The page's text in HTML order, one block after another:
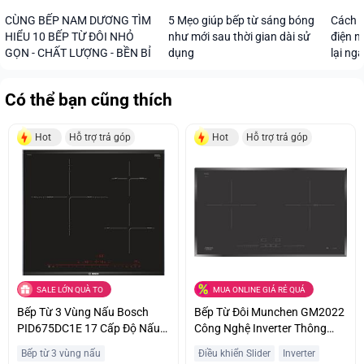
CÙNG BẾP NAM DƯƠNG TÌM
HIỂU 10 BẾP TỪ ĐÔI NHỎ
GỌN - CHẤT LƯỢNG - BỀN BỈ
5 Mẹo giúp bếp từ sáng bóng
như mới sau thời gian dài sử
dụng
Cách
điện
lại
Có thể bạn cũng thích
Hot Hỗ trợ trả góp
SALE LỚN QUÀ TO
Bếp Từ 3 Vùng Nấu Bosch
PID675DC1E 17 Cấp Độ Nấu
Bếp từ 3 vùng nấu
Hot Hỗ trợ trả góp
MUA ONLINE GIÁ RẺ QUÁ
Bếp Từ Đôi Munchen GM2022
Công Nghệ Inverter Thông
Điều khiển Slider Inverter